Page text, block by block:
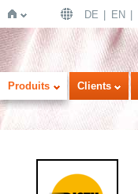
Page
DE EN
Produits Clients